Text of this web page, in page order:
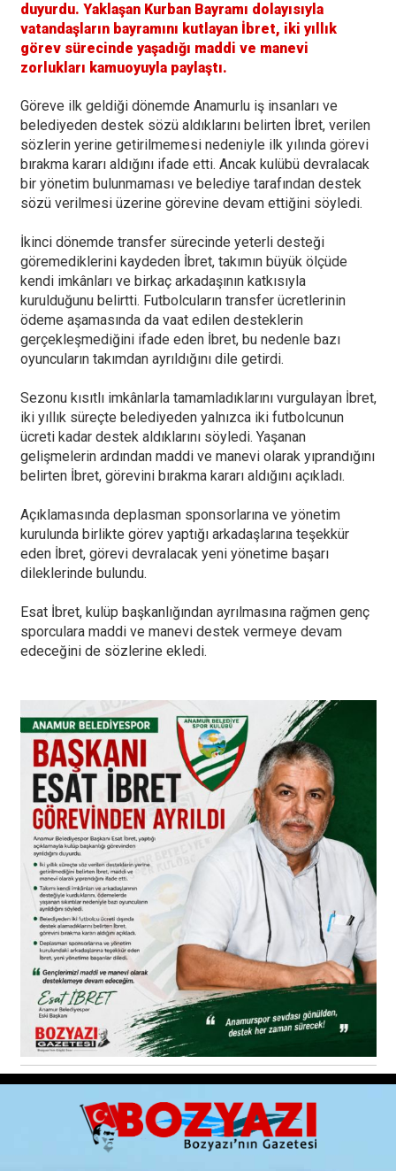
duyurdu. Yaklaşan Kurban Bayramı dolayısıyla
vatandaşların bayramını kutlayan İbret, iki yıllık
görev sürecinde yaşadığı maddi ve manevi
zorlukları kamuoyuyla paylaştı.
Göreve ilk geldiği dönemde Anamurlu iş insanları ve
belediyeden destek sözü aldıklarını belirten İbret, verilen
sözlerin yerine getirilmemesi nedeniyle ilk yılında görevi
bırakma kararı aldığını ifade etti. Ancak kulübü devralacak
bir yönetim bulunmaması ve belediye tarafından destek
sözü verilmesi üzerine görevine devam ettiğini söyledi.
İkinci dönemde transfer sürecinde yeterli desteği
göremediklerini kaydeden İbret, takımın büyük ölçüde
kendi imkânları ve birkaç arkadaşının katkısıyla
kurulduğunu belirtti. Futbolcuların transfer ücretlerinin
ödeme aşamasında da vaat edilen desteklerin
gerçekleşmediğini ifade eden İbret, bu nedenle bazı
oyuncuların takımdan ayrıldığını dile getirdi.
Sezonu kısıtlı imkânlarla tamamladıklarını vurgulayan İbret,
iki yıllık süreçte belediyeden yalnızca iki futbolcunun
ücreti kadar destek aldıklarını söyledi. Yaşanan
gelişmelerin ardından maddi ve manevi olarak yıprandığını
belirten İbret, görevini bırakma kararı aldığını açıkladı.
Açıklamasında deplasman sponsorlarına ve yönetim
kurulunda birlikte görev yaptığı arkadaşlarına teşekkür
eden İbret, görevi devralacak yeni yönetime başarı
dileklerinde bulundu.
Esat İbret, kulüp başkanlığından ayrılmasına rağmen genç
sporculara maddi ve manevi destek vermeye devam
edeceğini de sözlerine ekledi.